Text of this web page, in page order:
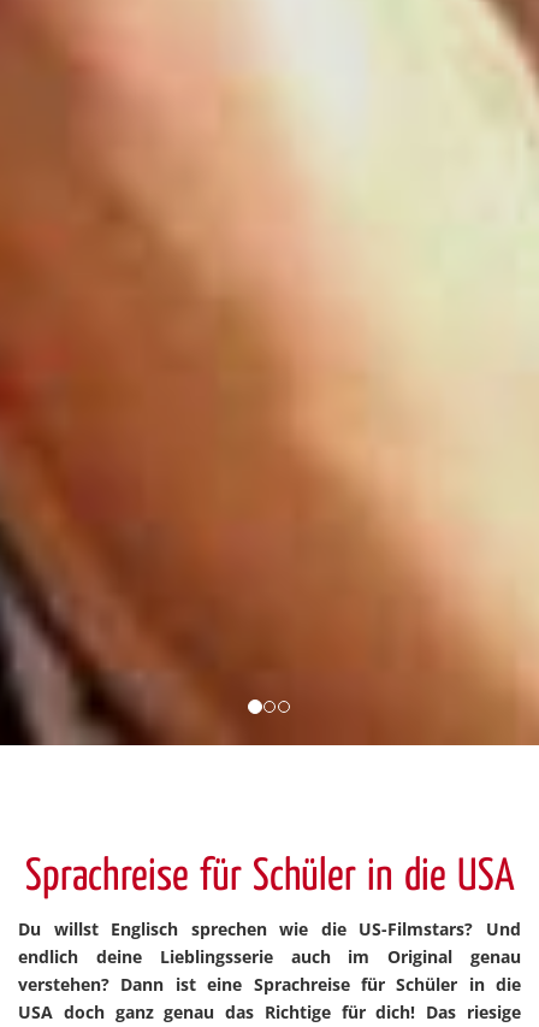
Sprachreise für Schüler in die USA
Du willst Englisch sprechen wie die US-Filmstars? Und
endlich deine Lieblingsserie auch im Original genau
verstehen? Dann ist eine Sprachreise für Schüler in die
USA doch ganz genau das Richtige für dich! Das riesige